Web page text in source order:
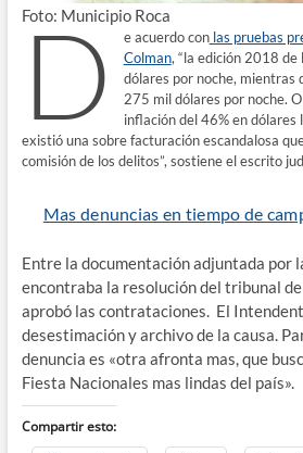
Foto: Municipio Roca
D e acuerdo conlas pruebas
Colman, “la edición 2018
dólares por noche, mientras
275 mil dólares por noche.
inflación del 46% en dólares
existió una sobre facturación escandalosa
comisión de los delitos”, sostiene el escrito
Mas denuncias en tiempo de
Entre la documentación adjuntada por
encontraba la resolución del tribunal
aprobó las contrataciones. El
desestimación y archivo de la causa.
denuncia es «otra afronta mas, que
Fiesta Nacionales mas lindas del país».
Compartir esto: